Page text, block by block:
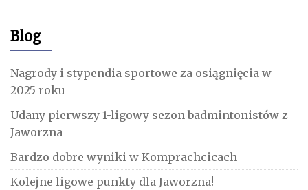
Blog
Nagrody i stypendia sportowe za osiągnięcia w
2025 roku
Udany pierwszy 1-ligowy sezon badmintonistów z
Jaworzna
Bardzo dobre wyniki w Komprachcicach
Kolejne ligowe punkty dla Jaworzna!